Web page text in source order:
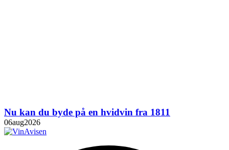
Nu kan du byde på en hvidvin fra 1811
06aug2026